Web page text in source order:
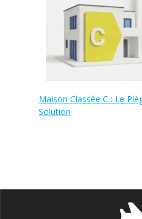
Maison Classée C : Le
Solution